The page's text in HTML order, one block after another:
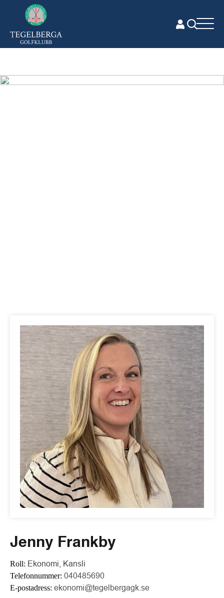
Jenny Frankby
Roll: Ekonomi, Kansli
Telefonnummer: 040485690
E-postadress: ekonomi@tegelbergagk.se